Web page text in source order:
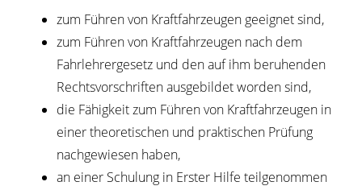
zum Führen von Kraftfahrzeugen geeignet sind,
zum Führen von Kraftfahrzeugen nach dem
Fahrlehrergesetz und den auf ihm beruhenden
Rechtsvorschriften ausgebildet worden sind,
die Fähigkeit zum Führen von Kraftfahrzeugen in
einer theoretischen und praktischen Prüfung
nachgewiesen haben,
an einer Schulung in Erster Hilfe teilgenommen